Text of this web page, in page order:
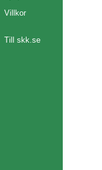
Villkor
Till skk.se